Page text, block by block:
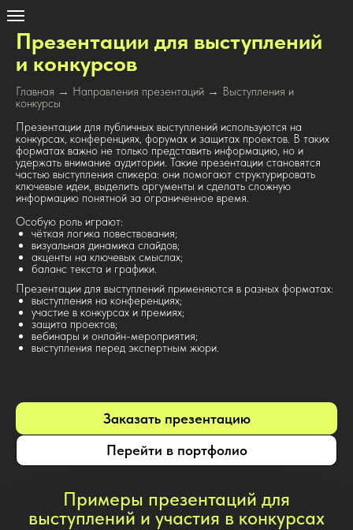
Презентации для выступлений
и конкурсов
Главная → Направления презентаций → Выступления и
конкурсы
Презентации для публичных выступлений используются на
конкурсах, конференциях, форумах и защитах проектов. В таких
форматах важно не только представить информацию, но и
удержать внимание аудитории. Такие презентации становятся
частью выступления спикера: они помогают структурировать
ключевые идеи, выделить аргументы и сделать сложную
информацию понятной за ограниченное время.
Особую роль играют:
чёткая логика повествования;
визуальная динамика слайдов;
акценты на ключевых смыслах;
баланс текста и графики.
Презентации для выступлений применяются в разных форматах:
выступления на конференциях;
участие в конкурсах и премиях;
защита проектов;
вебинары и онлайн-мероприятия;
выступления перед экспертным жюри.
Заказать презентацию
Перейти в портфолио
Примеры презентаций для
выступлений и участия в конкурсах